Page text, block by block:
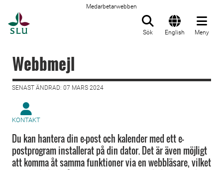
Medarbetarwebben
Sök English Meny
Webbmejl
SENAST ÄNDRAD: 07 MARS 2024
KONTAKT
Du kan hantera din e-post och kalender med ett e-
postprogram installerat på din dator. Det är även möjligt
att komma åt samma funktioner via en webbläsare, vilket